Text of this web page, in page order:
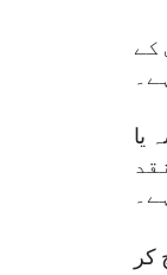
کے
یا
کی نقد
کر